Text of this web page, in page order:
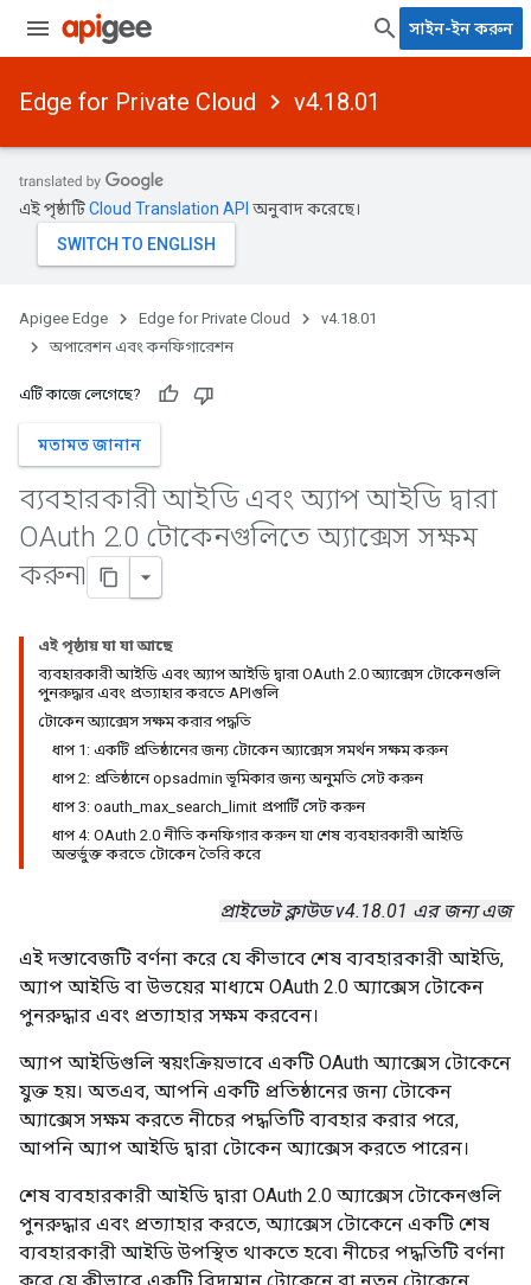
সাইন-ইন করুন
Edge for Private Cloud v4.18.01
এই পৃষ্ঠাটিCloud Translation API অনুবাদ করেছে।
Apigee Edge Edge for Private Cloud
v4.18.01
অপারেশন এবং কনফিগারেশন
এটি কাজে লেগেছে?
মতামত জানান
ব্যবহারকারী আইডি এবং অ্যাপ আইডি দ্বারা
OAuth 2.0 টোকেনগুলিতে অ্যাক্সেস সক্ষম
করুন৷
এই পৃষ্ঠায় যা যা আছে
ব্যবহারকারী আইডি এবং অ্যাপ আইডি দ্বারা OAuth 2.0 অ্যাক্সেস টোকেনগুলি
পুনরুদ্ধার এবং প্রত্যাহার করতে APIগুলি
টোকেন অ্যাক্সেস সক্ষম করার পদ্ধতি
ধাপ 1: একটি প্রতিষ্ঠানের জন্য টোকেন অ্যাক্সেস সমর্থন সক্ষম করুন
ধাপ 2: প্রতিষ্ঠানে opsadmin ভূমিকার জন্য অনুমতি সেট করুন
ধাপ 3: oauth_max_search_limit প্রপার্টি সেট করুন
ধাপ 4: OAuth 2.0 নীতি কনফিগার করুন যা শেষ ব্যবহারকারী আইডি
অন্তর্ভুক্ত করতে টোকেন তৈরি করে
প্রাইভেট ক্লাউড v4.18.01 এর জন্য এজ
এই দস্তাবেজটি বর্ণনা করে যে কীভাবে শেষ ব্যবহারকারী আইডি,
অ্যাপ আইডি বা উভয়ের মাধ্যমে OAuth 2.0 অ্যাক্সেস টোকেন
পুনরুদ্ধার এবং প্রত্যাহার সক্ষম করবেন।
অ্যাপ আইডিগুলি স্বয়ংক্রিয়ভাবে একটি OAuth অ্যাক্সেস টোকেনে
যুক্ত হয়। অতএব, আপনি একটি প্রতিষ্ঠানের জন্য টোকেন
অ্যাক্সেস সক্ষম করতে নীচের পদ্ধতিটি ব্যবহার করার পরে,
আপনি অ্যাপ আইডি দ্বারা টোকেন অ্যাক্সেস করতে পারেন।
শেষ ব্যবহারকারী আইডি দ্বারা OAuth 2.0 অ্যাক্সেস টোকেনগুলি
পুনরুদ্ধার এবং প্রত্যাহার করতে, অ্যাক্সেস টোকেনে একটি শেষ
ব্যবহারকারী আইডি উপস্থিত থাকতে হবে৷ নীচের পদ্ধতিটি বর্ণনা